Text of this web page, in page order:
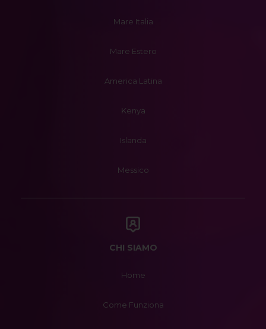
Mare Italia
Mare Estero
America Latina
Kenya
Islanda
Messico
CHI SIAMO
Home
Come Funziona